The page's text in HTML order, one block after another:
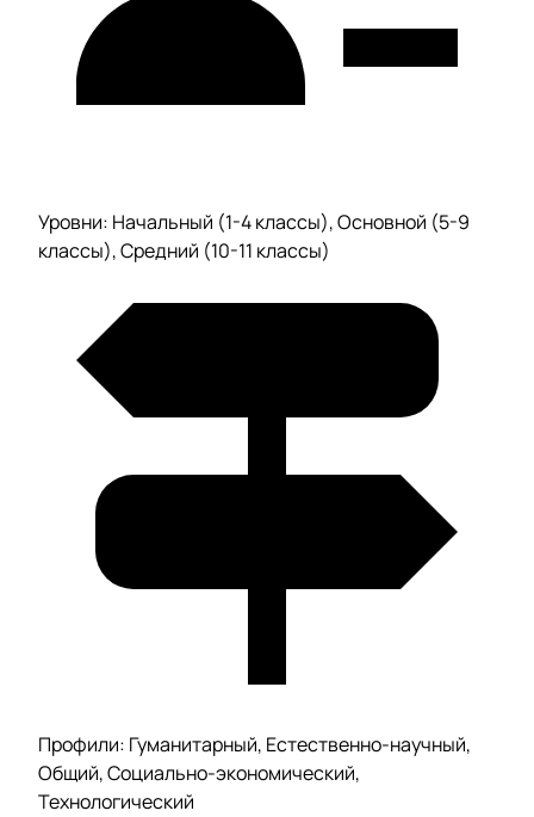
Уровни: Начальный (1-4 классы), Основной (5-9
классы), Средний (10-11 классы)
Профили: Гуманитарный, Естественно-научный,
Общий, Социально-экономический,
Технологический